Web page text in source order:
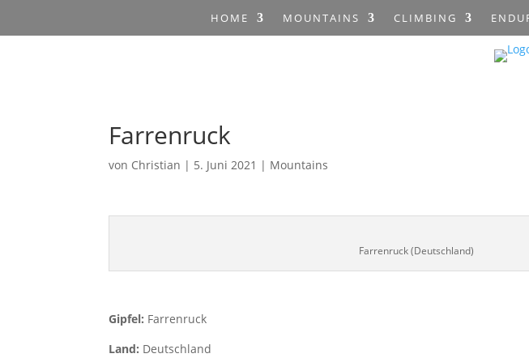
HOME MOUNTAINS CLIMBING
Farrenruck
von Christian | 5. Juni 2021 | Mountains
Farrenruck (Deutschland)
Gipfel: Farrenruck
Land: Deutschland